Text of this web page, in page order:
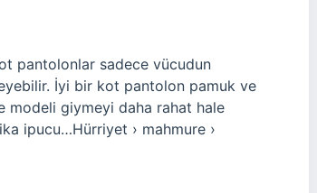
pantolonlar sadece vücudun
İyi bir kot pantolon pamuk ve
modeli giymeyi daha rahat hale
ipucu…Hürriyet › mahmure ›